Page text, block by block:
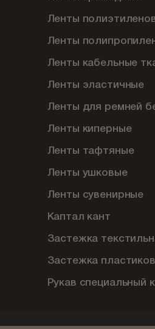
Ленты
Ленты
Ленты кабельные
Ленты эластичные
Ленты для ремней
Ленты киперные
Ленты тафтяные
Ленты ушковые
Ленты сувенирные
Каптал кант
Застежка
Застежка
Рукав специальный